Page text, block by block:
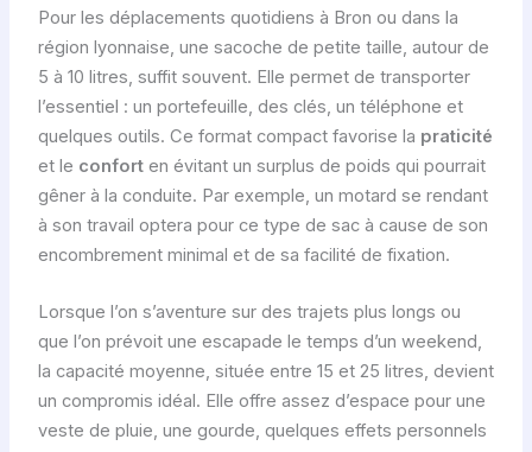
Pour les déplacements quotidiens à Bron ou dans la
région lyonnaise, une sacoche de petite taille, autour de
5 à 10 litres, suffit souvent. Elle permet de transporter
l’essentiel : un portefeuille, des clés, un téléphone et
quelques outils. Ce format compact favorise la praticité
et le conforten évitant un surplus de poids qui pourrait
gêner à la conduite. Par exemple, un motard se rendant
à son travail optera pour ce type de sac à cause de son
encombrement minimal et de sa facilité de fixation.
Lorsque l’on s’aventure sur des trajets plus longs ou
que l’on prévoit une escapade le temps d’un weekend,
la capacité moyenne, située entre 15 et 25 litres, devient
un compromis idéal. Elle offre assez d’espace pour une
veste de pluie, une gourde, quelques effets personnels